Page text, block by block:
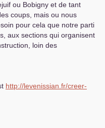
ou Bobigny et de tant
coups, mais ou nous
pour cela que notre parti
aux sections qui organisent
loin des
http://levenissian.fr/creer-